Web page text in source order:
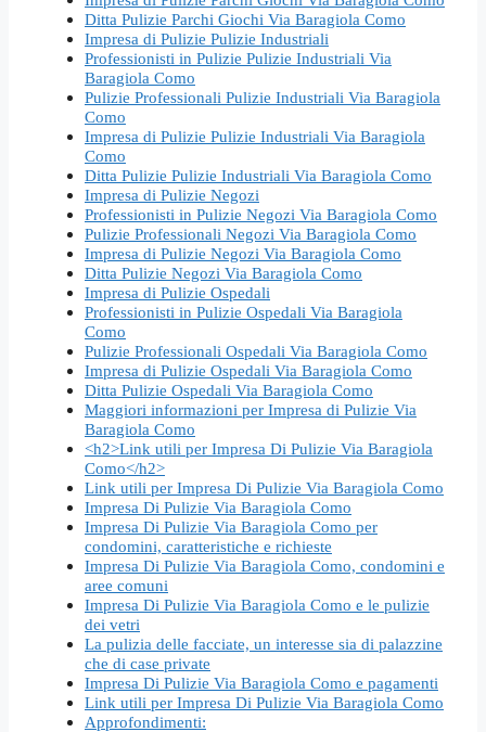
Ditta Pulizie Parchi Giochi Via Baragiola Como
Impresa di Pulizie Pulizie Industriali
Professionisti in Pulizie Pulizie Industriali Via
Baragiola Como
Pulizie Professionali Pulizie Industriali Via Baragiola
Como
Impresa di Pulizie Pulizie Industriali Via Baragiola
Como
Ditta Pulizie Pulizie Industriali Via Baragiola Como
Impresa di Pulizie Negozi
Professionisti in Pulizie Negozi Via Baragiola Como
Pulizie Professionali Negozi Via Baragiola Como
Impresa di Pulizie Negozi Via Baragiola Como
Ditta Pulizie Negozi Via Baragiola Como
Impresa di Pulizie Ospedali
Professionisti in Pulizie Ospedali Via Baragiola
Como
Pulizie Professionali Ospedali Via Baragiola Como
Impresa di Pulizie Ospedali Via Baragiola Como
Ditta Pulizie Ospedali Via Baragiola Como
Maggiori informazioni per Impresa di Pulizie Via
Baragiola Como
<h2>Link utili per Impresa Di Pulizie Via Baragiola
Como</h2>
Link utili per Impresa Di Pulizie Via Baragiola Como
Impresa Di Pulizie Via Baragiola Como
Impresa Di Pulizie Via Baragiola Como per
condomini, caratteristiche e richieste
Impresa Di Pulizie Via Baragiola Como, condomini e
aree comuni
Impresa Di Pulizie Via Baragiola Como e le pulizie
dei vetri
La pulizia delle facciate, un interesse sia di palazzine
che di case private
Impresa Di Pulizie Via Baragiola Como e pagamenti
Link utili per Impresa Di Pulizie Via Baragiola Como
Approfondimenti: